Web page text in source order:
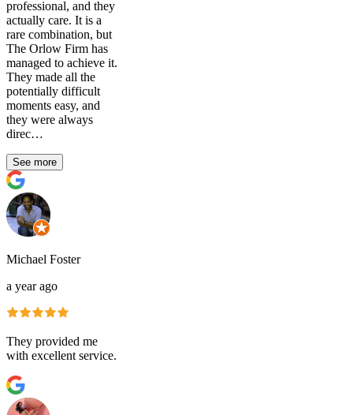
professional, and they
actually care. It is a
rare combination, but
The Orlow Firm has
managed to achieve it.
They made all the
potentially difficult
moments easy, and
they were always
direc…
See more
Michael Foster
a year ago
They provided me
with excellent service.